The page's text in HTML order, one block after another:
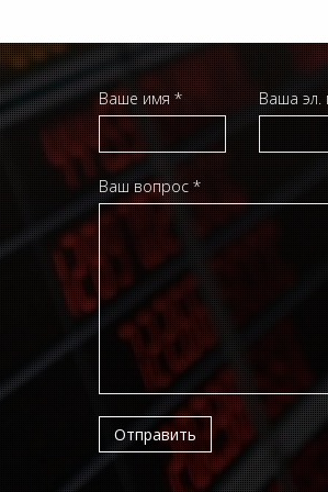
Ваше имя * Ваша эл.
Ваш вопрос *
Отправить